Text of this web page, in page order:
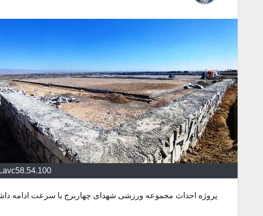
پروژه احداث مجموعه ورزشی شهدای چهاربرج با سرعت ادامه